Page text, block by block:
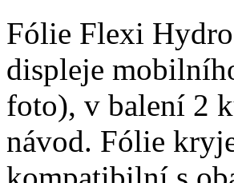
Fólie Flexi
displeje
foto), v balení 2
návod. Fólie